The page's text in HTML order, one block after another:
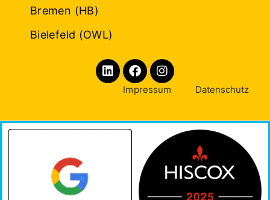
Bremen (HB)
Bielefeld (OWL)
Impressum Datenschutz